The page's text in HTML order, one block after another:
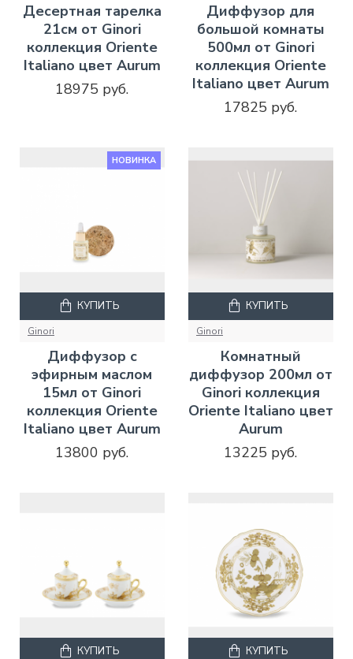
Десертная тарелка
21см от Ginori
коллекция Oriente
Italiano цвет Aurum
18975 руб.
Диффузор для
большой комнаты
500мл от Ginori
коллекция Oriente
Italiano цвет Aurum
17825 руб.
НОВИНКА
Ginori
Диффузор с
эфирным маслом
15мл от Ginori
коллекция Oriente
Italiano цвет Aurum
13800 руб.
КУПИТЬ
Ginori
Комнатный
диффузор 200мл от
Ginori коллекция
Oriente Italiano цвет
Aurum
13225 руб.
КУПИТЬ
КУПИТЬ КУПИТЬ